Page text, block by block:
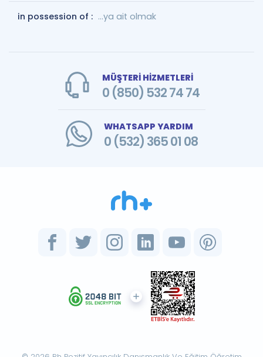
in possession of : ...ya ait olmak
MÜŞTERİ HİZMETLERİ
0 (850) 532 74 74
WHATSAPP YARDIM
0 (532) 365 01 08